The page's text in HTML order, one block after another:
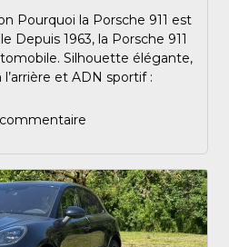
Pourquoi la Porsche 911 est
Depuis 1963, la Porsche 911
Silhouette élégante,
et ADN sportif :